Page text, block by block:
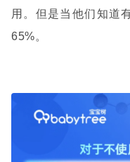
用。但是当他们知道
65%。